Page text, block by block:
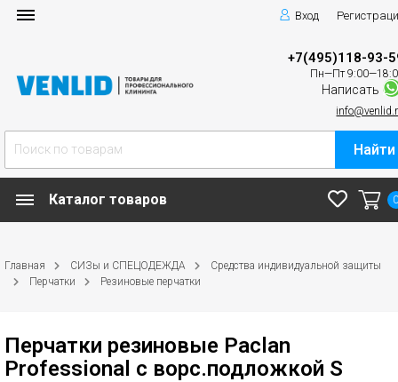
Вход
+7(495)118-93-
Пн—Пт
Написать
Найти
Каталог товаров
Главная СИЗы и СПЕЦОДЕЖДА
Средства индивидуальной защиты
Перчатки
Резиновые перчатки
Перчатки резиновые Paclan
Professional с ворс.подложкой S